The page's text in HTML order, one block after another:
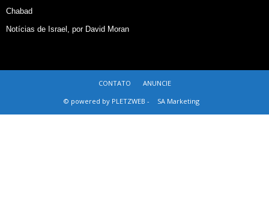
Chabad
Notícias de Israel, por David Moran
CONTATO
ANUNCIE
© powered by PLETZWEB -
SA Marketing